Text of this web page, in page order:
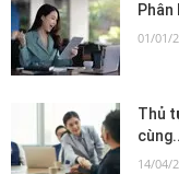
01/01/
Thủ
14/04/